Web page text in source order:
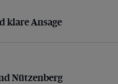
Ansage
klare Ansage
Nützenberg
Nützenberg